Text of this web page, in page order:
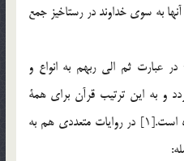
به سوي خداوند در رستاخيز جمع
عبارت ثم الي ربهم به انواع و
و به اين ترتيب قرآن براي همة
موجودات جنبنده قائل به رستاخيز شده است.[1] در روايات متعددي هم به